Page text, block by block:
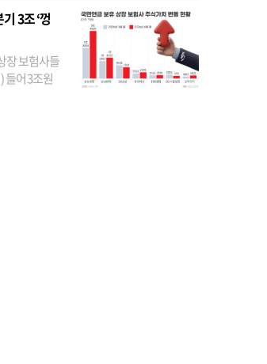
기준 해외
3조 ‘껑
장 보험사들
들어 3조원